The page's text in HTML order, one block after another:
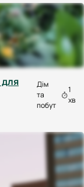
для
Дім
та
побут
1
хв